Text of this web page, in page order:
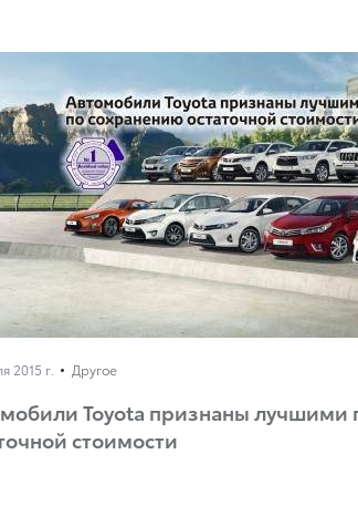
2015 г. Другое
Toyota признаны лучшими
стоимости